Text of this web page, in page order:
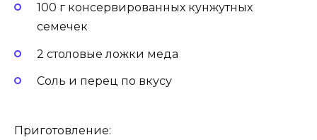
100 г консервированных кунжутных
семечек
2 столовые ложки меда
Соль и перец по вкусу
Приготовление: